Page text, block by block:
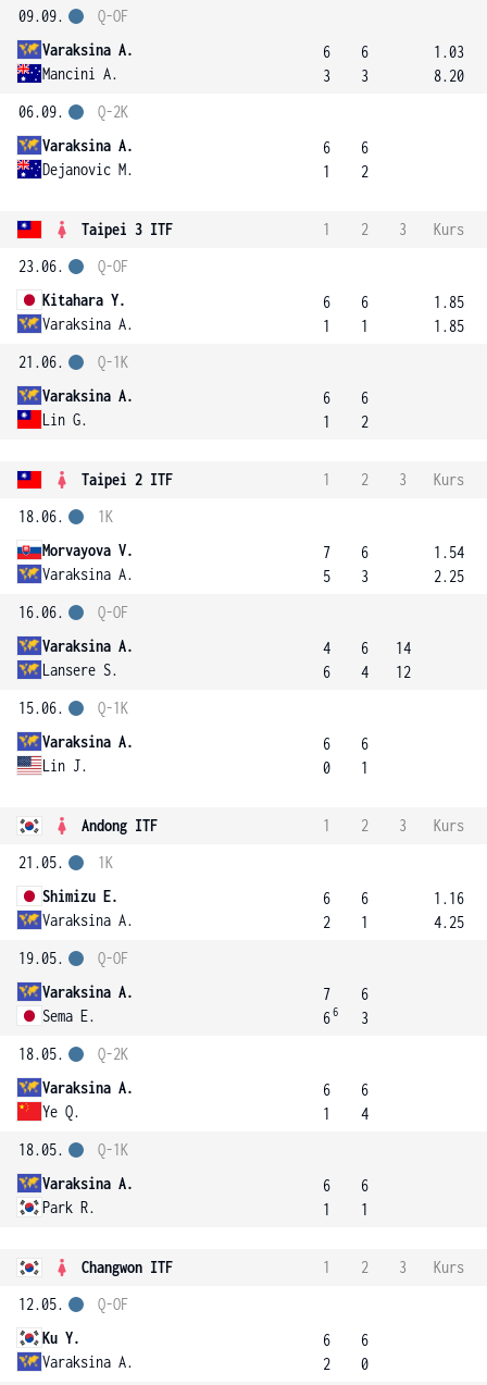
09.09.
Varaksina A.
Mancini A.
Q-OF
6
3
6
3
1.03
8.20
06.09.
Varaksina A.
Dejanovic M.
Q-2K
6
1
6
2
Taipei 3 ITF 1 2 3
Kurs
23.06.
Kitahara Y.
Varaksina A.
Q-OF
6
1
6
1
1.85
1.85
21.06.
Varaksina A.
Lin G.
Q-1K
6
1
6
2
Taipei 2 ITF 1 2 3
Kurs
18.06.
Morvayova V.
Varaksina A.
1K
7
5
6
3
1.54
2.25
16.06.
Varaksina A.
Lansere S.
Q-OF
4
6
6
4
14
12
15.06.
Varaksina A.
Lin J.
Q-1K
6
0
6
1
Andong ITF 1 2 3
Kurs
21.05.
Shimizu E.
Varaksina A.
1K
6
2
6
1
1.16
4.25
19.05.
Varaksina A.
Sema E.
Q-OF
7
66
6
3
18.05.
Varaksina A.
Ye Q.
Q-2K
6
1
6
4
18.05.
Varaksina A.
Park R.
Q-1K
6
1
6
1
Changwon ITF 1 2 3
Kurs
12.05.
Ku Y.
Varaksina A.
Q-OF
6
2
6
0